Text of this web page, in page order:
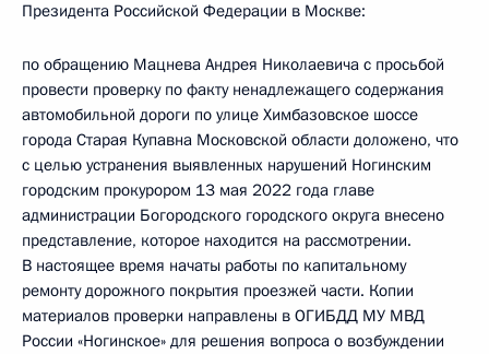
Президента Российской Федерации в Москве:
по обращению Мацнева Андрея Николаевича с просьбой
провести проверку по факту ненадлежащего содержания
автомобильной дороги по улице Химбазовское шоссе
города Старая Купавна Московской области доложено, что
с целью устранения выявленных нарушений Ногинским
городским прокурором 13 мая 2022 года главе
администрации Богородского городского округа внесено
представление, которое находится на рассмотрении.
В настоящее время начаты работы по капитальному
ремонту дорожного покрытия проезжей части. Копии
материалов проверки направлены в ОГИБДД МУ МВД
России «Ногинское» для решения вопроса о возбуждении